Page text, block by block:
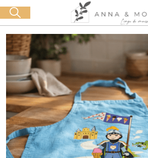
Consegna gratuita a partire da 60€ di acquisto
Lancia la ricerca